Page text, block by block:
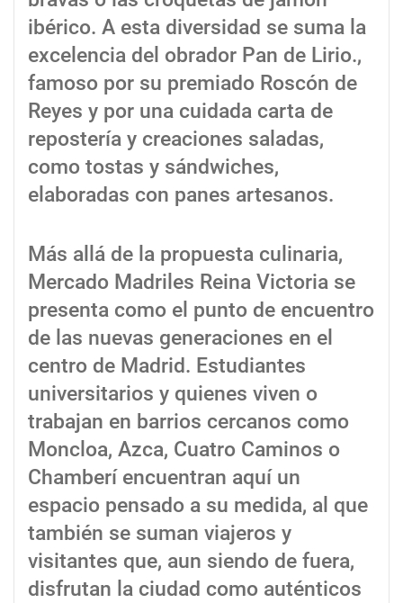
ibérico. A esta diversidad se suma la
excelencia del obrador Pan de Lirio.,
famoso por su premiado Roscón de
Reyes y por una cuidada carta de
repostería y creaciones saladas,
como tostas y sándwiches,
elaboradas con panes artesanos.
Más allá de la propuesta culinaria,
Mercado Madriles Reina Victoria se
presenta como el punto de encuentro
de las nuevas generaciones en el
centro de Madrid. Estudiantes
universitarios y quienes viven o
trabajan en barrios cercanos como
Moncloa, Azca, Cuatro Caminos o
Chamberí encuentran aquí un
espacio pensado a su medida, al que
también se suman viajeros y
visitantes que, aun siendo de fuera,
disfrutan la ciudad como auténticos